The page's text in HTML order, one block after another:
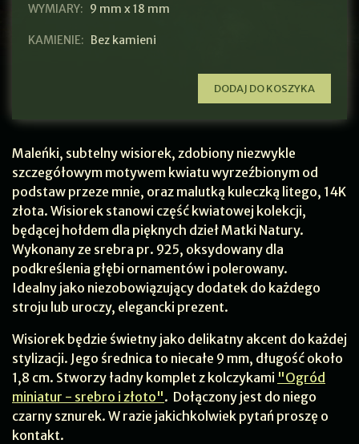
WYMIARY: 9 mm x 18 mm
KAMIENIE: Bez kamieni
DODAJ DO KOSZYKA
Maleńki, subtelny wisiorek, zdobiony niezwykle
szczegółowym motywem kwiatu wyrzeźbionym od
podstaw przeze mnie, oraz malutką kuleczką litego, 14K
złota. Wisiorek stanowi część kwiatowej kolekcji,
będącej hołdem dla pięknych dzieł Matki Natury.
Wykonany ze srebra pr. 925, oksydowany dla
podkreślenia głębi ornamentów i polerowany.
Idealny jako niezobowiązujący dodatek do każdego
stroju lub uroczy, elegancki prezent.
Wisiorek będzie świetny jako delikatny akcent do każdej
stylizacji. Jego średnica to niecałe 9 mm, długość około
1,8 cm. Stworzy ładny komplet z kolczykami "Ogród
miniatur - srebro i złoto". Dołączony jest do niego
czarny sznurek. W razie jakichkolwiek pytań proszę o
kontakt.